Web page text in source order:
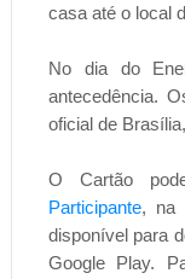
casa até o local
No dia do
antecedência.
oficial de
O Cartão
Participante, na
disponível para
Google Play.